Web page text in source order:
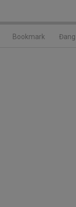
Bookmark